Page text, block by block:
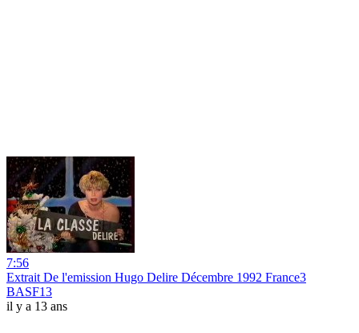
7:56
Extrait De l'emission Hugo Delire Décembre 1992 France3
BASF13
il y a 13 ans